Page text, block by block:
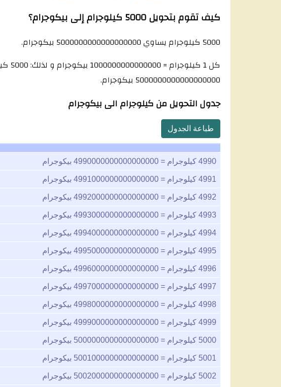
كيف تقوم بتحويل 5000 كيلوجرام إلى بيكوجرام؟
5000 كيلوجرام يساوي 5000000000000000000 بيكوجرام.
كل 1 كيلوجرام =
1000000000000000بيكوجرام و لذلك: 5000 كيلوجرام = 5000 مضروبا في
5000000000000000000 بيكوجرام.
جدول التحويل من كيلوجرام الى بيكوجرام
طباعة الجدول
4990 كيلوجرام = 4990000000000000000 بيكوجرام
4991 كيلوجرام = 4991000000000000000 بيكوجرام
4992 كيلوجرام = 4992000000000000000 بيكوجرام
4993 كيلوجرام = 4993000000000000000 بيكوجرام
4994 كيلوجرام = 4994000000000000000 بيكوجرام
4995 كيلوجرام = 4995000000000000000 بيكوجرام
4996 كيلوجرام = 4996000000000000000 بيكوجرام
4997 كيلوجرام = 4997000000000000000 بيكوجرام
4998 كيلوجرام = 4998000000000000000 بيكوجرام
4999 كيلوجرام = 4999000000000000000 بيكوجرام
5000 كيلوجرام = 5000000000000000000 بيكوجرام
5001 كيلوجرام = 5001000000000000000 بيكوجرام
5002 كيلوجرام = 5002000000000000000 بيكوجرام